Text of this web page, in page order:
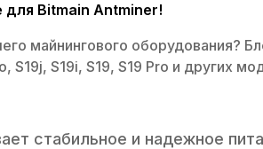
для Bitmain Antminer!
майнингового оборудования?
S19j, S19i, S19, S19 Pro и других
стабильное и надежное